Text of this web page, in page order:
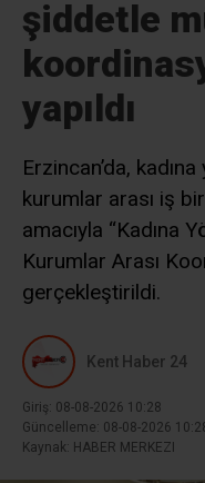
şiddetle
yapıldı
Erzincan’da,
kurumlar arası iş
amacıyla “Kadına
Kurumlar Arası
gerçekleştirildi.
Kent Haber 24
Giriş: 08-08-2026 10:28
Güncelleme: 08-08-2026
Kaynak: HABER MERKEZI